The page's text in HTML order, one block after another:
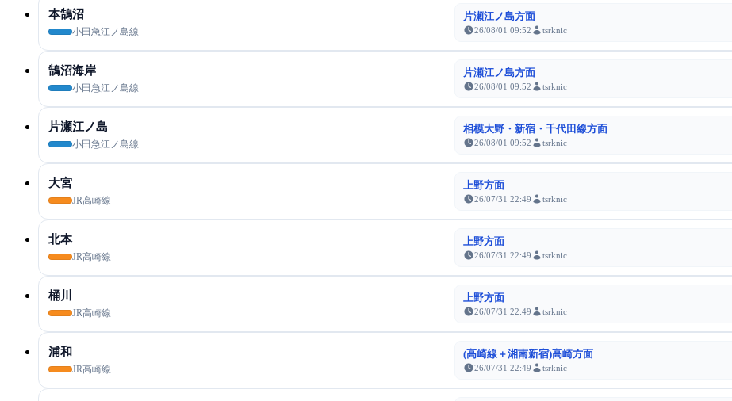
本鵠沼
小田急江ノ島線
片瀬江ノ島方面
26/08/01 09:52 tsrknic
鵠沼海岸
小田急江ノ島線
片瀬江ノ島方面
26/08/01 09:52 tsrknic
片瀬江ノ島
小田急江ノ島線
相模大野・新宿・千代田線方面
26/08/01 09:52 tsrknic
大宮
JR高崎線
上野方面
26/07/31 22:49 tsrknic
北本
JR高崎線
上野方面
26/07/31 22:49 tsrknic
桶川
JR高崎線
上野方面
26/07/31 22:49 tsrknic
浦和
JR高崎線
(高崎線＋湘南新宿)高崎方面
26/07/31 22:49 tsrknic